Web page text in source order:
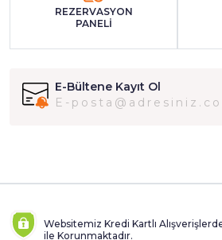
REZERVASYON
PANELİ
E-Bültene Kayıt Ol
Websitemiz Kredi Kartlı
ile Korunmaktadır.